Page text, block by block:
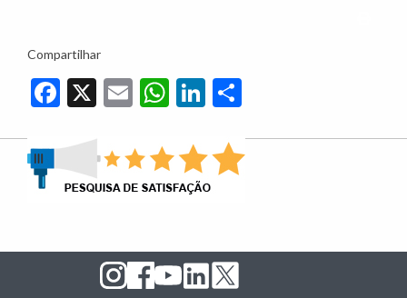
Compartilhar
Facebook
X EmailWhatsApp
LinkedIn